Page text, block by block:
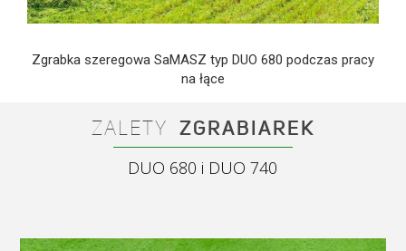
Zgrabka szeregowa SaMASZ typ DUO 680 podczas pracy
na łące
ZALETY ZGRABIAREK
DUO 680 i DUO 740